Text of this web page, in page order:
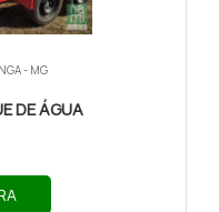
- MG
DE ÁGUA